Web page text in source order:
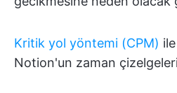
Kritik yol yöntemi (CPM)
Notion'un zaman